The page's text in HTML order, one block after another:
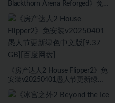
Blackthorn Arena Reforged》免
文版[30.98 GB][百度网盘]
《房产达人2 House Flipper2》免
安装v20250401愚人节更新绿色